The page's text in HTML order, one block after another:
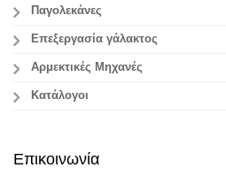
Παγολεκάνες
Επεξεργασία γάλακτος
Aρμεκτικές Μηχανές
Κατάλογοι
Επικοινωνία